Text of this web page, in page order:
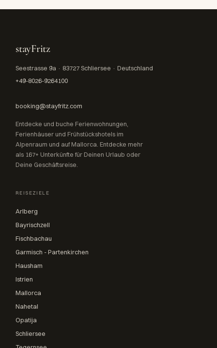
stayFritz
Seestrasse 9a · 83727 Schliersee · Deutschland
+49-8026-9264100
booking@stayfritz.com
Entdecke und buche Ferienwohnungen,
Ferienhäuser und Frühstückshotels im
Alpenraum und auf Mallorca. Entdecke mehr
als 167+ Unterkünfte für Deinen Urlaub oder
Deine Geschäftsreise.
REISEZIELE
Arlberg
Bayrischzell
Fischbachau
Garmisch - Partenkirchen
Hausham
Istrien
Mallorca
Nahetal
Opatija
Schliersee